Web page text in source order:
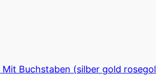
Buchstaben (silber gold